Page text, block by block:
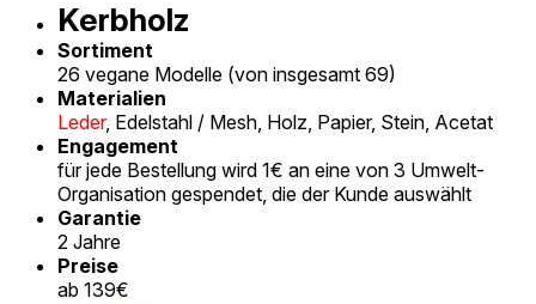
Kerbholz
Sortiment
26 vegane Modelle (von insgesamt 69)
Materialien
Leder, Edelstahl / Mesh, Holz, Papier, Stein, Acetat
Engagement
für jede Bestellung wird 1€ an eine von 3 Umwelt-
Organisation gespendet, die der Kunde auswählt
Garantie
2 Jahre
Preise
ab 139€